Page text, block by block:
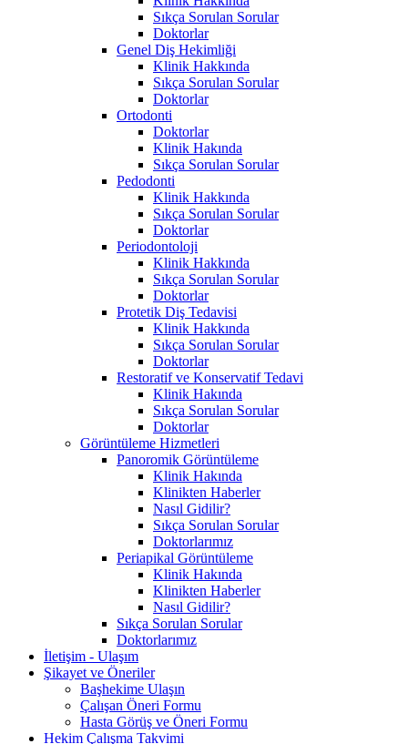
Sıkça Sorulan Sorular
Doktorlar
Genel Diş Hekimliği
Klinik Hakkında
Sıkça Sorulan Sorular
Doktorlar
Ortodonti
Doktorlar
Klinik Hakında
Sıkça Sorulan Sorular
Pedodonti
Klinik Hakkında
Sıkça Sorulan Sorular
Doktorlar
Periodontoloji
Klinik Hakkında
Sıkça Sorulan Sorular
Doktorlar
Protetik Diş Tedavisi
Klinik Hakkında
Sıkça Sorulan Sorular
Doktorlar
Restoratif ve Konservatif Tedavi
Klinik Hakında
Sıkça Sorulan Sorular
Doktorlar
Görüntüleme Hizmetleri
Panoromik Görüntüleme
Klinik Hakında
Klinikten Haberler
Nasıl Gidilir?
Sıkça Sorulan Sorular
Doktorlarımız
Periapikal Görüntüleme
Klinik Hakında
Klinikten Haberler
Nasıl Gidilir?
Sıkça Sorulan Sorular
Doktorlarımız
İletişim - Ulaşım
Şikayet ve Öneriler
Başhekime Ulaşın
Çalışan Öneri Formu
Hasta Görüş ve Öneri Formu
Hekim Çalışma Takvimi